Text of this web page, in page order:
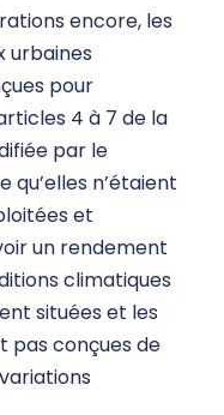
encore, les
urbaines
pour
4 à 7 de la
par le
qu’elles n’étaient
et
un rendement
climatiques
situées et les
pas conçues de